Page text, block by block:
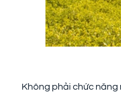
Không phải chức